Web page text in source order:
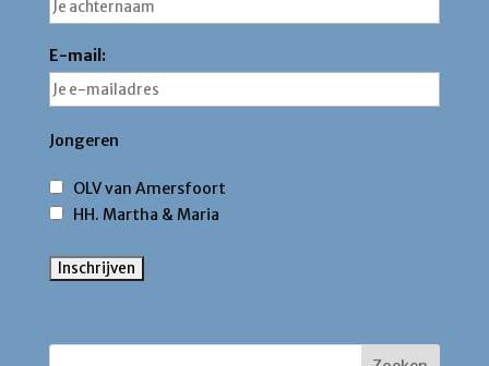
E-mail:
Jongeren
OLV van Amersfoort
HH. Martha & Maria